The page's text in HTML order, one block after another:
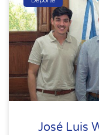
José Luis